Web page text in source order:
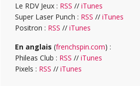
Le RDV Jeux : RSS // iTunes
Super Laser Punch : RSS // iTunes
Positron : RSS // iTunes
En anglais (frenchspin.com) :
Phileas Club : RSS // iTunes
Pixels : RSS // iTunes